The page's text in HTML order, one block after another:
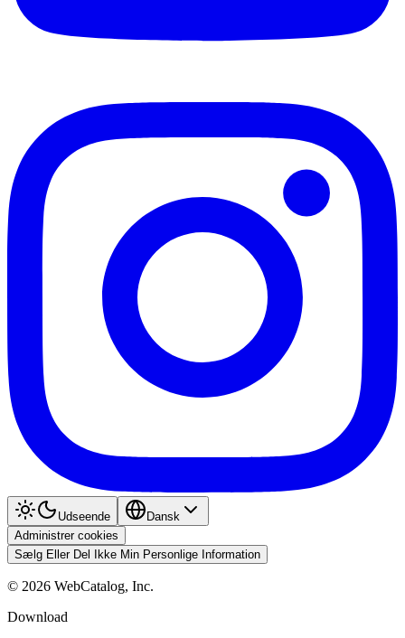
Udseende
Dansk
Administrer cookies
Sælg Eller Del Ikke Min Personlige Information
© 2026 WebCatalog, Inc.
Download